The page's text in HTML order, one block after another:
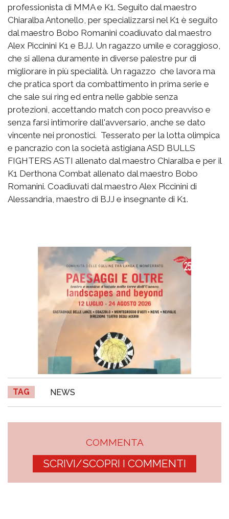
professionista di MMA e K1. Seguito dal maestro
Chiaralba Antonello, per specializzarsi nel K1 è seguito
dal maestro Bobo Romanini coadiuvato dal maestro
Alex Piccinini K1 e BJJ. Un ragazzo umile e coraggioso,
che si allena duramente in diverse palestre pur di
migliorare in più specialità. Un ragazzo che lavora ma
che pratica sport da combattimento in prima serie e
che sale sui ring ed entra nelle gabbie senza
protezioni, accettando match con poco preavviso e
senza farsi intimorire dall'avversario, anche se dato
vincente nei pronostici. Tesserato per la lotta olimpica
e pancrazio con la società astigiana ASD BULLS
FIGHTERS ASTI allenato dal maestro Chiaralba e per il
K1 Derthona Combat allenato dal maestro Bobo
Romanini. Coadiuvati dal maestro Alex Piccinini di
Alessandria, maestro di BJJ e insegnante di K1.
TAG NEWS
COMMENTA
SCRIVI/SCOPRI I COMMENTI